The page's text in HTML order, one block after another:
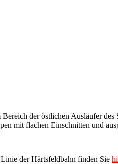
der östlichen Ausläufer
mit flachen Einschnitten und
der Härtsfeldbahn finden Sie